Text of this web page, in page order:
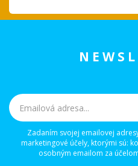
Zadaním svojej emailovej
marketingové účely, ktorými sú:
osobným emailom za